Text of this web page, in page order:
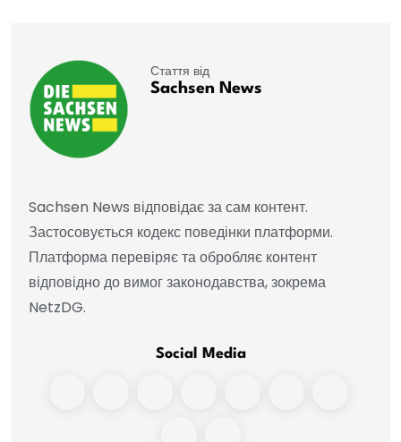
Стаття від
Sachsen News
Sachsen News відповідає за сам контент.
Застосовується кодекс поведінки платформи.
Платформа перевіряє та обробляє контент
відповідно до вимог законодавства, зокрема
NetzDG.
Social Media